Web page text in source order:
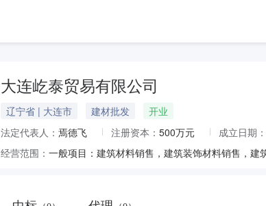
大连屹泰贸易有限公司
辽宁省 | 大连市 建材批发
开业
法定代表人： 焉德飞 注册资本： 500万元 成立日期：
经营范围：